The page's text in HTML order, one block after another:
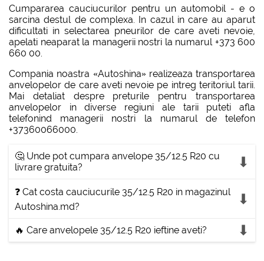
Cumpararea cauciucurilor pentru un automobil - e o
sarcina destul de complexa. In cazul in care au aparut
dificultati in selectarea pneurilor de care aveti nevoie,
apelati neaparat la managerii nostri la numarul +373 600
660 00.
Compania noastra «Autoshina» realizeaza transportarea
anvelopelor de care aveti nevoie pe intreg teritoriul tarii.
Mai detaliat despre preturile pentru transportarea
anvelopelor in diverse regiuni ale tarii puteti afla
telefonind managerii nostri la numarul de telefon
+37360066000.
🤔 Unde pot cumpara anvelope 35/12.5 R20 cu
livrare gratuita?
❓ Cat costa cauciucurile 35/12.5 R20 in magazinul
Autoshina.md?
🔥 Care anvelopele 35/12.5 R20 ieftine aveti?